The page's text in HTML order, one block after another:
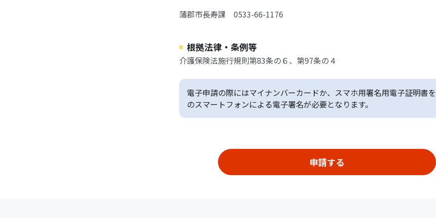
蒲郡市長寿課 0533-66-1176
根拠法律・条例等
介護保険法施行規則第83条の６、第97条の４
電子申請の際にはマイナンバーカードか、スマホ用署名用電子証明書
のスマートフォンによる電子署名が必要となります。